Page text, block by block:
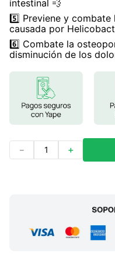
intestinal 💨
5️⃣ Previene y
causada por
6️⃣ Combate la
disminución de los
＋
－